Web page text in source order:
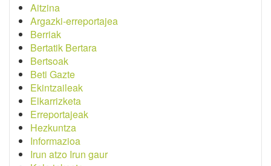
Aitzina
Argazki-erreportajea
Berriak
Bertatik Bertara
Bertsoak
Beti Gazte
Ekintzaileak
Elkarrizketa
Erreportajeak
Hezkuntza
Informazioa
Irun atzo Irun gaur